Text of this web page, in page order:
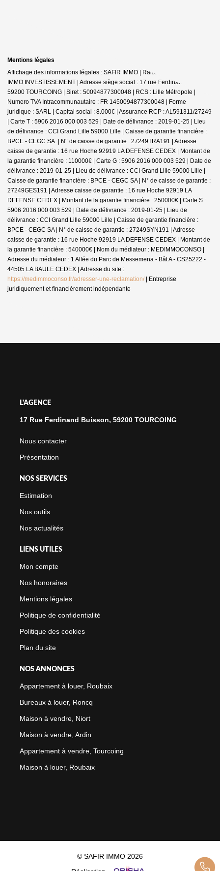
Mentions légales
Affichage des informations légales : SAFIR IMMO | Raison sociale : SAFIR
IMMO INVESTISSEMENT | Adresse siège social : 17 rue Ferdinand Buisson -
59200 TOURCOING | Siret : 50094877300048 | RCS : Lille Métropole |
Numero TVA Intracommunautaire : FR 1450094877300048 | Forme
juridique : SARL | Capital social : 8.000€ | Assurance RCP : AL591311/27249
| Carte T : 5906 2016 000 003 529 | Date de délivrance : 2019-01-25 | Lieu
de délivrance : CCI Grand Lille 59000 Lille | Caisse de garantie financière :
BPCE - CEGC SA. | N° de caisse de garantie : 27249TRA191 | Adresse
caisse de garantie : 16 rue Hoche 92919 LA DEFENSE CEDEX | Montant de
la garantie financière : 110000€ | Carte G : 5906 2016 000 003 529 | Date de
délivrance : 2019-01-25 | Lieu de délivrance : CCI Grand Lille 59000 Lille |
Caisse de garantie financière : BPCE - CEGC SA | N° de caisse de garantie :
27249GES191 | Adresse caisse de garantie : 16 rue Hoche 92919 LA
DEFENSE CEDEX | Montant de la garantie financière : 250000€ | Carte S :
5906 2016 000 003 529 | Date de délivrance : 2019-01-25 | Lieu de
délivrance : CCI Grand Lille 59000 Lille | Caisse de garantie financière :
BPCE - CEGC SA | N° de caisse de garantie : 27249SYN191 | Adresse
caisse de garantie : 16 rue Hoche 92919 LA DEFENSE CEDEX | Montant de
la garantie financière : 540000€ | Nom du médiateur : MEDIMMOCONSO |
Adresse du médiateur : 1 Allée du Parc de Messemena - Bât A - CS25222 -
44505 LA BAULE CEDEX | Adresse du site :
https://medimmoconso.fr/adresser-une-reclamation/| Entreprise
juridiquement et financièrement indépendante
L'AGENCE
17 Rue Ferdinand Buisson, 59200 TOURCOING
Nous contacter
Présentation
NOS SERVICES
Estimation
Nos outils
Nos actualités
LIENS UTILES
Mon compte
Nos honoraires
Mentions légales
Politique de confidentialité
Politique des cookies
Plan du site
NOS ANNONCES
Appartement à louer, Roubaix
Bureaux à louer, Roncq
Maison à vendre, Niort
Maison à vendre, Ardin
Appartement à vendre, Tourcoing
Maison à louer, Roubaix
© SAFIR IMMO 2026